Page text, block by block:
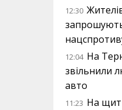
12:30
12:04 На
звільнили
авто
11:23 На